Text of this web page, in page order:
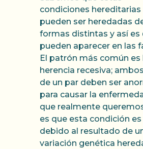
condiciones hereditarias
pueden ser heredadas
formas distintas y así es
pueden aparecer en las
El patrón más común es
herencia recesiva;
de un par deben ser
para causar la
que realmente
es que esta condición es
debido al resultado de
variación genética